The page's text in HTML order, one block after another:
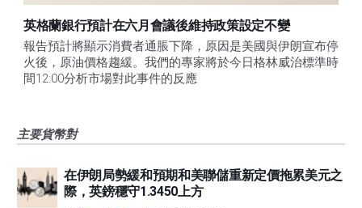
英格蘭銀行預計在六月會議後維持政策設定不變
報告預計將顯示消費者通脹下降，原因是美國與伊朗宣布停
火後，原油價格趨緩。我們的專家將於今日格林威治標準時
間12:00分析市場對此事件的反應
主要貨幣對
在伊朗局勢緩和預期和美聯儲重新定價拖累美元之
際，英鎊穩守1.3450上方